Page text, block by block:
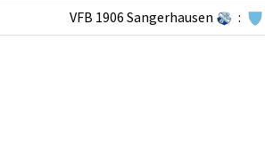
VFB 1906 Sangerhausen :